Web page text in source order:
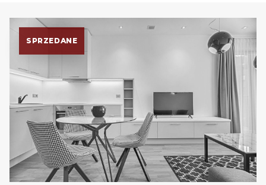
SPRZEDANE